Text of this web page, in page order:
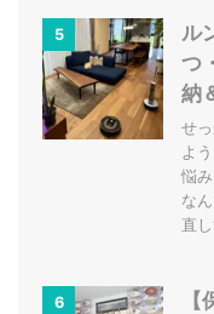
5
ル
つ
納
せ
よ
悩
な
直
6